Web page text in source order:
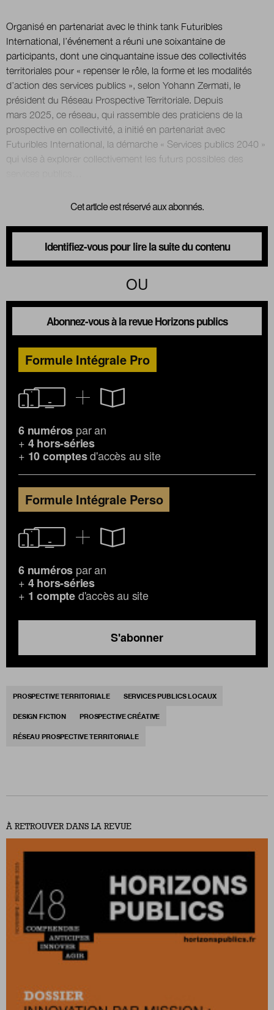
Organisé en partenariat avec le think tank Futuribles
International, l’événement a réuni une soixantaine de
participants, dont une cinquantaine issue des collectivités
territoriales pour « repenser le rôle, la forme et les modalités
d’action des services publics », selon Yohann Zermati, le
président du Réseau Prospective Territoriale. Depuis
mars 2025, ce réseau, qui rassemble des praticiens de la
prospective en collectivité, a initié en partenariat avec
Futuribles International, la démarche « Services publics 2040 »
qui vise à explorer collectivement les futurs possibles des
Cet article est réservé aux abonnés.
Identifiez-vous pour lire la suite du contenu
OU
Abonnez-vous à la revue Horizons publics
Formule Intégrale Pro
6 numéros par an
+ 4 hors-séries
+ 10 comptesd'accès au site
Formule Intégrale Perso
6 numéros par an
+ 4 hors-séries
+ 1 compted'accès au site
S'abonner
PROSPECTIVE TERRITORIALE SERVICES PUBLICS LOCAUX
DESIGN FICTION PROSPECTIVE CRÉATIVE
RÉSEAU PROSPECTIVE TERRITORIALE
À RETROUVER DANS LA REVUE